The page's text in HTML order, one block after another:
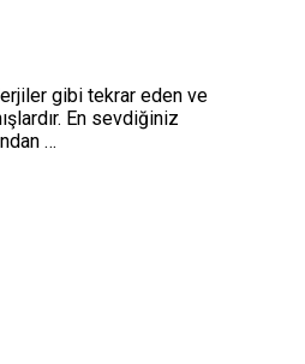
gibi tekrar eden ve
En sevdiğiniz
…